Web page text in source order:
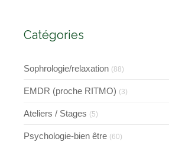
Catégories
Sophrologie/relaxation (88)
EMDR (proche RITMO) (3)
Ateliers / Stages (5)
Psychologie-bien être (60)